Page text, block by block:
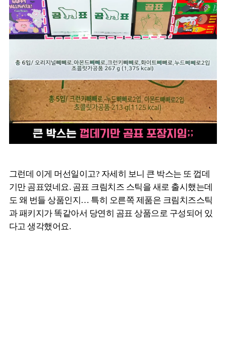
그런데 이게 머선일이고? 자세히 보니 큰 박스는 또 껍데
기만 곰표였네요. 곰표 크림치즈 스틱을 새로 출시했는데
도 왜 번들 상품인지… 특히 오른쪽 제품은 크림치즈스틱
과 패키지가 똑같아서 당연히 곰표 상품으로 구성되어 있
다고 생각했어요.